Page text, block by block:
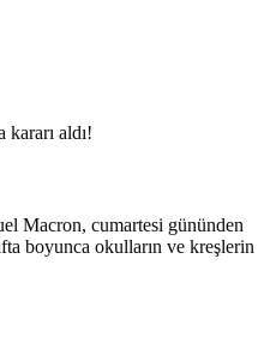
Macron, cumartesi gününden
boyunca okulların ve kreşlerin